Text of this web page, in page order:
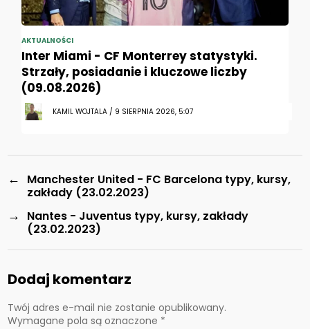
AKTUALNOŚCI
Inter Miami - CF Monterrey statystyki.
Strzały, posiadanie i kluczowe liczby
(09.08.2026)
KAMIL WOJTALA / 9 SIERPNIA 2026, 5:07
←
Manchester United - FC Barcelona typy, kursy,
zakłady (23.02.2023)
→
Nantes - Juventus typy, kursy, zakłady
(23.02.2023)
Dodaj komentarz
Twój adres e-mail nie zostanie opublikowany.
Wymagane pola są oznaczone *